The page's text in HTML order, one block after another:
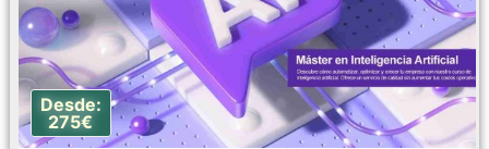
Desde:
275€